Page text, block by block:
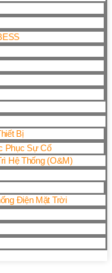
Bị
Phục Sự Cố
Hệ Thống (O&M)
Điện Mặt Trời